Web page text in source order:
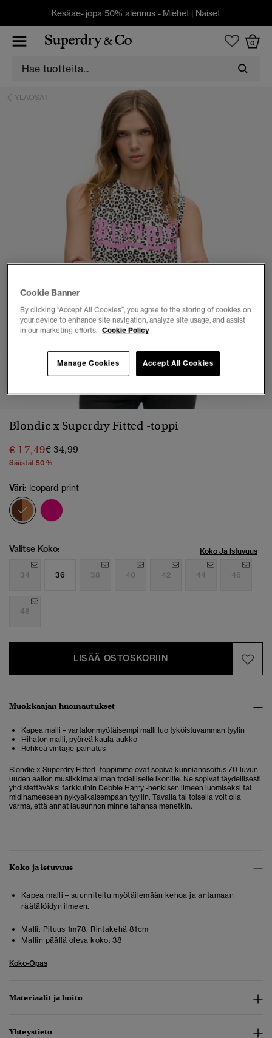
Kesäae- jopa 50% alennus - Miehet | Naiset
0
YLAOSAT
1 2 3 4 5 6 7
Blondie x Superdry Fitted -toppi
€ 17,49Hinta alennettu hinnasta
€ 34,99hintaan
Säästät 50 %
Väri: leopard print
valittu
Valitse Koko: Koko Ja Istuvuus
34 36 38 40 42 44 46
48
LISÄÄ OSTOSKORIIN
Muokkaajan huomautukset
Kapea malli – vartalonmyötäisempi malli luo tyköistuvamman tyylin
Hihaton malli, pyöreä kaula-aukko
Rohkea vintage-painatus
Blondie x Superdry Fitted -toppimme ovat sopiva kunnianosoitus 70-luvun
uuden aallon musiikkimaailman todelliselle ikonille. Ne sopivat täydellisesti
yhdistettäväksi farkkuihin Debbie Harry -henkisen ilmeen luomiseksi tai
midihameeseen nykyaikaisempaan tyyliin. Tavalla tai toisella voit olla
varma, että annat lausunnon minne tahansa menetkin.
Koko ja istuvuus
Kapea malli – suunniteltu myötäilemään kehoa ja antamaan
räätälöidyn ilmeen.
Malli: Pituus 1m78. Rintakehä 81cm
Mallin päällä oleva koko: 38
Koko-Opas
Materiaalit ja hoito
Yhteystieto
Cookie Banner
By clicking “Accept All Cookies”, you agree to the storing of cookies on
your device to enhance site navigation, analyze site usage, and assist
in our marketing efforts. Cookie Policy
Accept All Cookies
Manage Cookies